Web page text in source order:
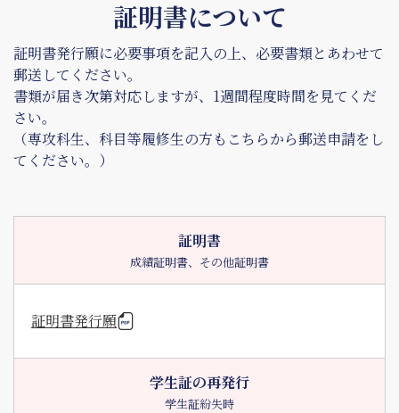
証明書について
証明書発行願に必要事項を記入の上、必要書類とあわせて
郵送してください。
書類が届き次第対応しますが、1週間程度時間を見てくだ
さい。
（専攻科生、科目等履修生の方もこちらから郵送申請をし
てください。）
証明書
成績証明書、その他証明書
証明書発行願
学生証の再発行
学生証紛失時